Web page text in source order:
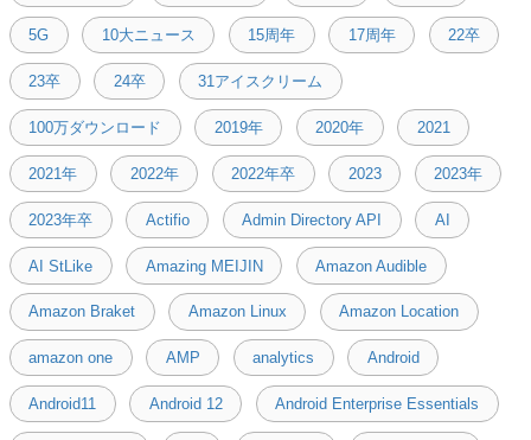
5G 10大ニュース 15周年 17周年 22卒
23卒 24卒 31アイスクリーム
100万ダウンロード 2019年 2020年 2021
2021年 2022年 2022年卒 2023 2023年
2023年卒 Actifio Admin Directory API AI
AI StLike Amazing MEIJIN Amazon Audible
Amazon Braket Amazon Linux Amazon Location
amazon one AMP analytics Android
Android11 Android 12 Android Enterprise Essentials